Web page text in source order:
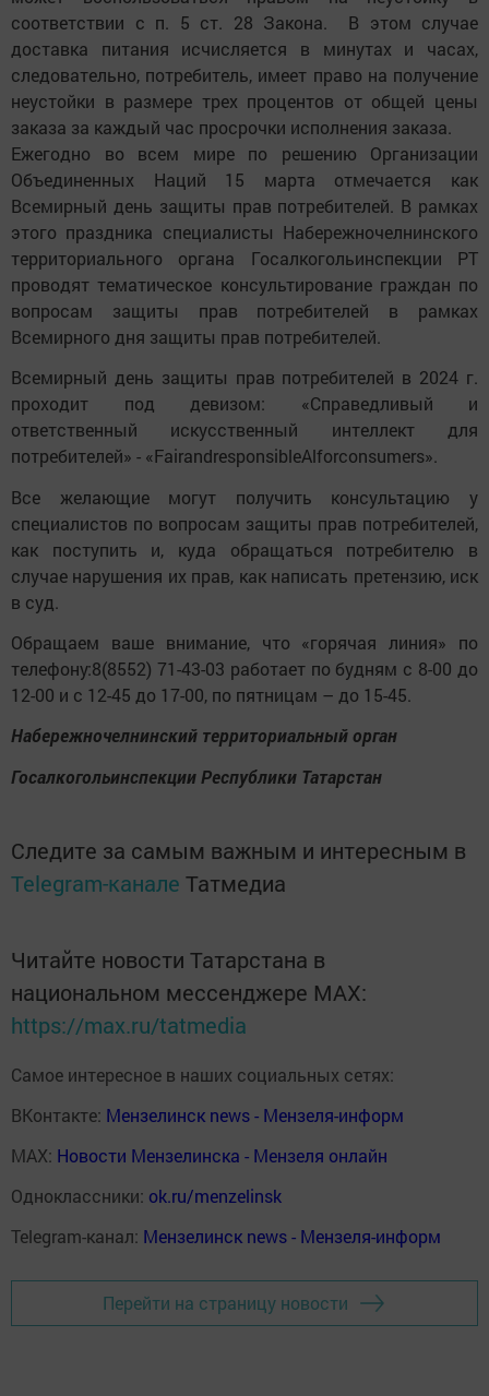
соответствии с п. 5 ст. 28 Закона. В этом случае
доставка питания исчисляется в минутах и часах,
следовательно, потребитель, имеет право на получение
неустойки в размере трех процентов от общей цены
заказа за каждый час просрочки исполнения заказа.
Ежегодно во всем мире по решению Организации
Объединенных Наций 15 марта отмечается как
Всемирный день защиты прав потребителей. В рамках
этого праздника специалисты Набережночелнинского
территориального органа Госалкогольинспекции РТ
проводят тематическое консультирование граждан по
вопросам защиты прав потребителей в рамках
Всемирного дня защиты прав потребителей.
Всемирный день защиты прав потребителей в 2024 г.
проходит под девизом: «Справедливый и
ответственный искусственный интеллект для
потребителей» - «FairandresponsibleAlforconsumers».
Все желающие могут получить консультацию у
специалистов по вопросам защиты прав потребителей,
как поступить и, куда обращаться потребителю в
случае нарушения их прав, как написать претензию, иск
в суд.
Обращаем ваше внимание, что «горячая линия» по
телефону:8(8552) 71-43-03 работает по будням с 8-00 до
12-00 и с 12-45 до 17-00, по пятницам – до 15-45.
Набережночелнинский территориальный орган
Госалкогольинспекции Республики Татарстан
Следите за самым важным и интересным в
Telegram-канале Татмедиа
Читайте новости Татарстана в
национальном мессенджере MАХ:
https://max.ru/tatmedia
Самое интересное в наших социальных сетях:
ВКонтакте: Мензелинск news - Мензеля-информ
MAX: Новости Мензелинска - Мензеля онлайн
Одноклассники: ok.ru/menzelinsk
Telegram-канал: Мензелинск news - Мензеля-информ
Перейти на страницу новости